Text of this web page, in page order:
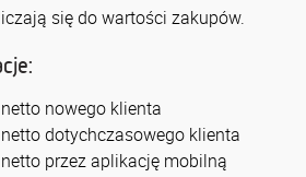
się do wartości zakupów.
nowego klienta
dotychczasowego klienta
przez aplikację mobilną